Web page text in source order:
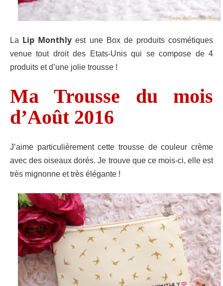
La Lip Monthlyest une Box de produits cosmétiques
venue tout droit des Etats-Unis qui se compose de 4
produits et d’une jolie trousse !
Ma Trousse du mois
d’Août 2016
J’aime particulièrement cette trousse de couleur crème
avec des oiseaux dorés. Je trouve que ce mois-ci, elle est
très mignonne et très élégante !